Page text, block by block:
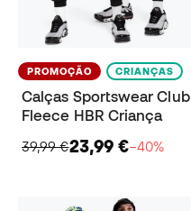
PROMOÇÃO CRIANÇAS
Calças Sportswear Club
Fleece HBR Criança
39,99 €23,99 €−40%